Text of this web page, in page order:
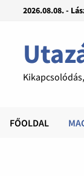
2026.08.08. -
FŐOLDAL